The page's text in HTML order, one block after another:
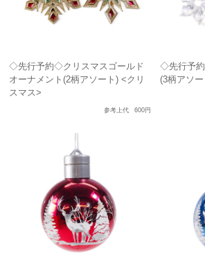
◇先行予約◇クリスマスゴールド
オーナメント(2柄アソート) <クリ
スマス>
参考上代 600円
◇先行予
(3柄アソ